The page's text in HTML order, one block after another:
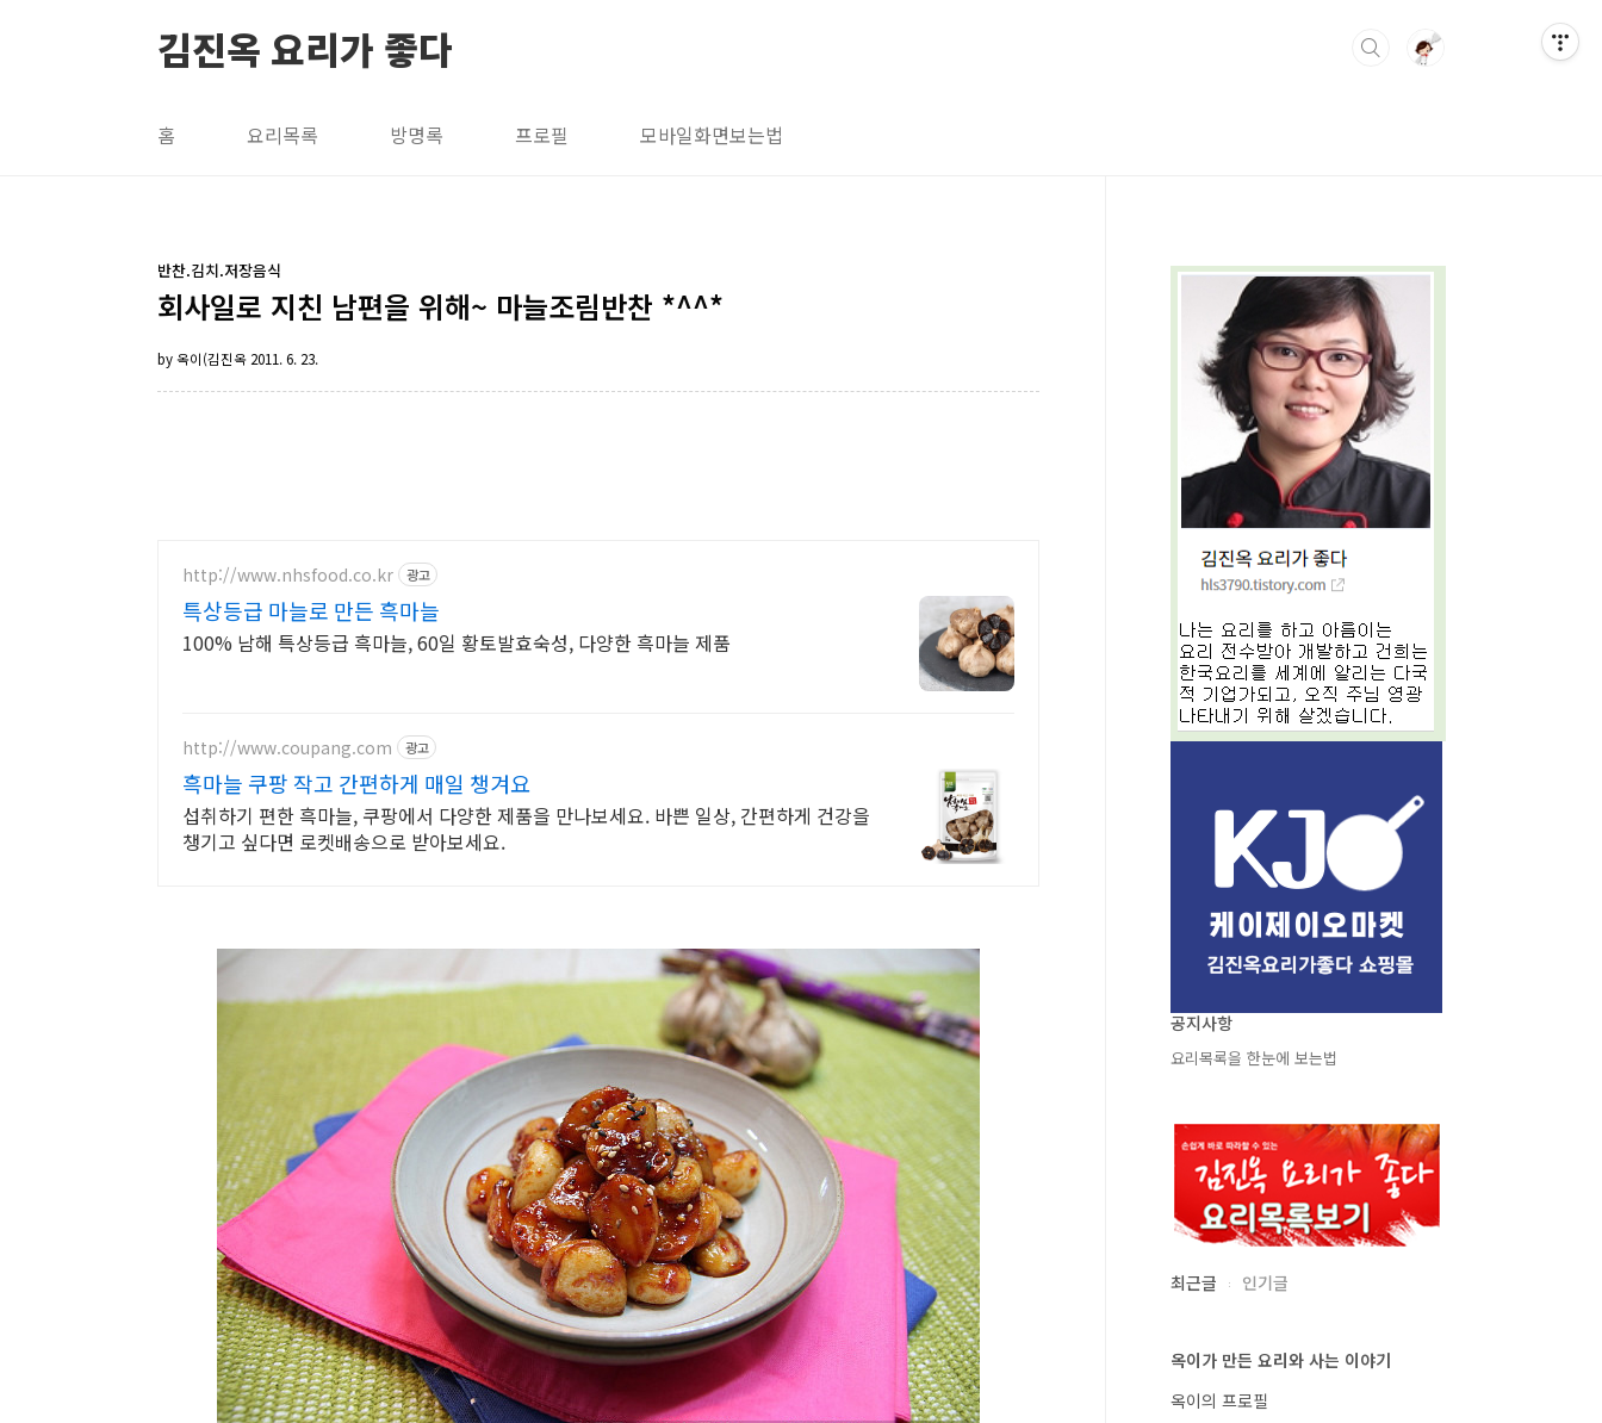
김진옥 요리가 좋다
홈 요리목록 방명록 프로필 모바일화면보는법
반찬.김치.저장음식
회사일로 지친 남편을 위해~ 마늘조림반찬 *^^*
by 옥이(김진옥 2011. 6. 23.
http://www.nhsfood.co.kr 광고
특상등급 마늘로 만든 흑마늘
100% 남해 특상등급 흑마늘, 60일 황토발효숙성, 다양한 흑마늘 제품
http://www.coupang.com 광고
흑마늘 쿠팡 작고 간편하게 매일 챙겨요
섭취하기 편한 흑마늘, 쿠팡에서 다양한 제품을 만나보세요. 바쁜 일상, 간편하게 건강을
챙기고 싶다면 로켓배송으로 받아보세요.
공지사항
요리목록을 한눈에 보는법
최근글 인기글
옥이가 만든 요리와 사는 이야기
옥이의 프로필